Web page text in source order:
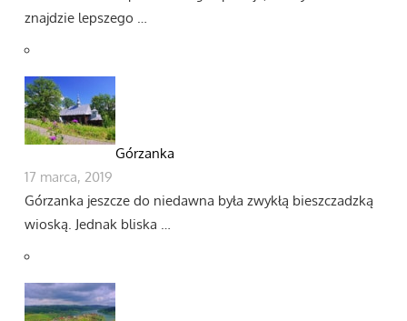
znajdzie lepszego …
Górzanka
17 marca, 2019
Górzanka jeszcze do niedawna była zwykłą bieszczadzką
wioską. Jednak bliska …